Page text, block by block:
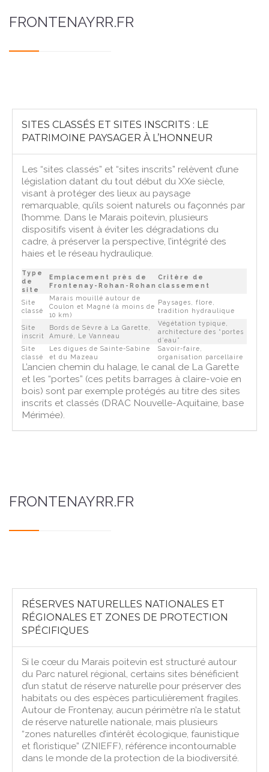
FRONTENAYRR.FR
SITES CLASSÉS ET SITES INSCRITS : LE
PATRIMOINE PAYSAGER À L’HONNEUR
Les “sites classés” et “sites inscrits” relèvent d’une
législation datant du tout début du XXe siècle,
visant à protéger des lieux au paysage
remarquable, qu’ils soient naturels ou façonnés par
l’homme. Dans le Marais poitevin, plusieurs
dispositifs visent à éviter les dégradations du
cadre, à préserver la perspective, l’intégrité des
haies et le réseau hydraulique.
Type
de
site
Emplacement près de
Frontenay-Rohan-Rohan
Critère de
classement
Site
classé
Marais mouillé autour de
Coulon et Magné (à moins de
10 km)
Paysages, flore,
tradition hydraulique
Site
inscrit
Bords de Sèvre à La Garette,
Amuré, Le Vanneau
Végétation typique,
architecture des “portes
d’eau”
Site
classé
Les digues de Sainte-Sabine
et du Mazeau
Savoir-faire,
organisation parcellaire
L’ancien chemin du halage, le canal de La Garette
et les “portes” (ces petits barrages à claire-voie en
bois) sont par exemple protégés au titre des sites
inscrits et classés (DRAC Nouvelle-Aquitaine, base
Mérimée).
FRONTENAYRR.FR
RÉSERVES NATURELLES NATIONALES ET
RÉGIONALES ET ZONES DE PROTECTION
SPÉCIFIQUES
Si le cœur du Marais poitevin est structuré autour
du Parc naturel régional, certains sites bénéficient
d’un statut de réserve naturelle pour préserver des
habitats ou des espèces particulièrement fragiles.
Autour de Frontenay, aucun périmètre n’a le statut
de réserve naturelle nationale, mais plusieurs
“zones naturelles d’intérêt écologique, faunistique
et floristique” (ZNIEFF), référence incontournable
dans le monde de la protection de la biodiversité.